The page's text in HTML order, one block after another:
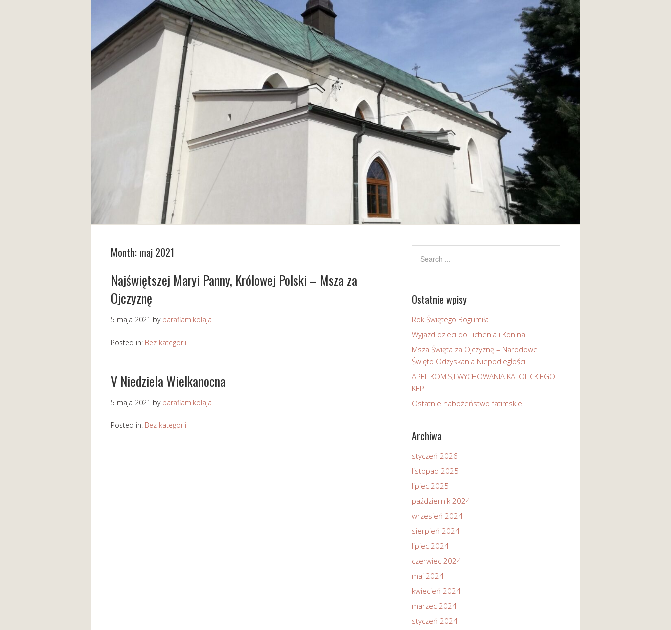
Month: maj 2021
Najświętszej Maryi Panny, Królowej Polski – Msza za
Ojczyznę
5 maja 2021 by parafiamikolaja
Posted in: Bez kategorii
V Niedziela Wielkanocna
5 maja 2021 by parafiamikolaja
Posted in: Bez kategorii
Ostatnie wpisy
Rok Świętego Bogumiła
Wyjazd dzieci do Lichenia i Konina
Msza Święta za Ojczyznę – Narodowe
Święto Odzyskania Niepodległości
APEL KOMISJI WYCHOWANIA KATOLICKIEGO
KEP
Ostatnie nabożeństwo fatimskie
Archiwa
styczeń 2026
listopad 2025
lipiec 2025
październik 2024
wrzesień 2024
sierpień 2024
lipiec 2024
czerwiec 2024
maj 2024
kwiecień 2024
marzec 2024
styczeń 2024